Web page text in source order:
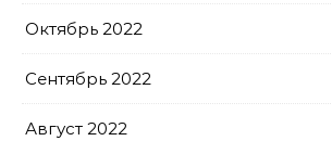
Октябрь 2022
Сентябрь 2022
Август 2022